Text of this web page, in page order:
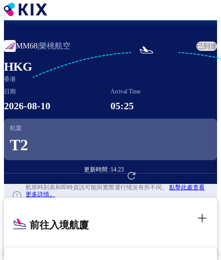
移
至
內
容
MM68|樂桃航空 已到達
HKG
香港

日期
2026-08-10
Arrival Time
05:25
航廈
T2
更新時間 :14:23
前往航班預訂
航班時刻表和即時資訊可能與實際運行情況有所不同。 點擊此處查看
更多詳情。
前往入境航廈